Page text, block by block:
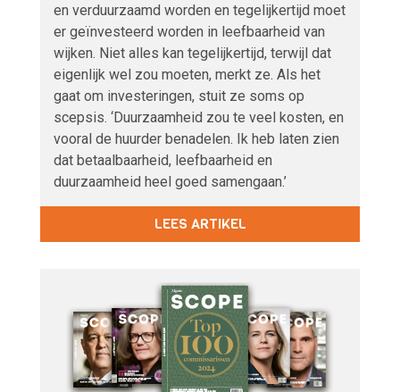
en verduurzaamd worden en tegelijkertijd moet
er geïnvesteerd worden in leefbaarheid van
wijken. Niet alles kan tegelijkertijd, terwijl dat
eigenlijk wel zou moeten, merkt ze. Als het
gaat om investeringen, stuit ze soms op
scepsis. ‘Duurzaamheid zou te veel kosten, en
vooral de huurder benadelen. Ik heb laten zien
dat betaalbaarheid, leefbaarheid en
duurzaamheid heel goed samengaan.’
LEES ARTIKEL